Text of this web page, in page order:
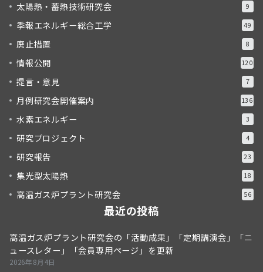
太陽熱・蓄熱技術研究会 9
季報エネルギー総合工学 49
廃止措置 8
情報公開 120
提言・意見 7
月例研究会開催案内 136
水素エネルギー 3
研究プロジェクト 4
研究報告 23
集光型太陽熱 18
高温ガス炉プラント研究会 56
最近の投稿
高温ガス炉プラント研究会の「活動成果」「定期講演会」「ニ
ュースレター」「会員専用ページ」を更新
2026年8月4日